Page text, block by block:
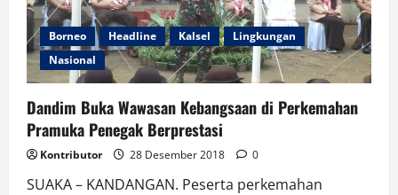
Borneo Headline Kalsel
Lingkungan
Nasional
Dandim Buka Wawasan Kebangsaan di Perkemahan
Pramuka Penegak Berprestasi
Kontributor 28 Desember 2018 0
SUAKA – KANDANGAN. Peserta perkemahan